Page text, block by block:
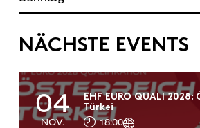
NÄCHSTE EVENTS
04
NOV.
EHF EURO QUALI
Türkei
18:00